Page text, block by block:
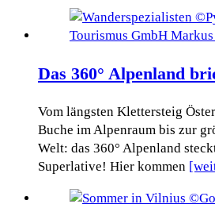
Das 360° Alpenland
Vom längsten Klettersteig
Buche im Alpenraum bis zur
Welt: das 360° Alpenland
Superlative! Hier kommen